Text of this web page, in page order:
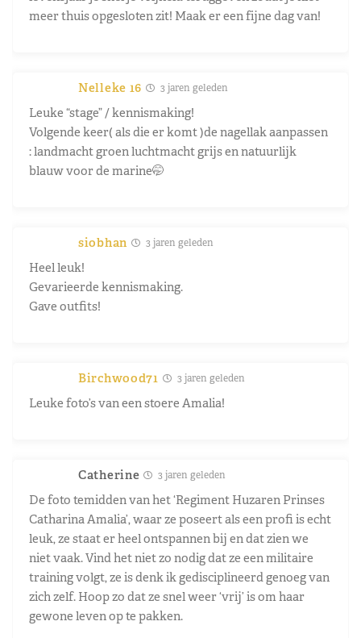
meer thuis opgesloten zit! Maak er een fijne dag van!
Nelleke 16 3 jaren geleden
Leuke “stage” / kennismaking!
Volgende keer( als die er komt )de nagellak aanpassen
: landmacht groen luchtmacht grijs en natuurlijk
blauw voor de marine🤭
siobhan 3 jaren geleden
Heel leuk!
Gevarieerde kennismaking.
Gave outfits!
Birchwood71 3 jaren geleden
Leuke foto’s van een stoere Amalia!
Catherine 3 jaren geleden
De foto temidden van het ‘Regiment Huzaren Prinses
Catharina Amalia’, waar ze poseert als een profi is echt
leuk, ze staat er heel ontspannen bij en dat zien we
niet vaak. Vind het niet zo nodig dat ze een militaire
training volgt, ze is denk ik gedisciplineerd genoeg van
zich zelf. Hoop zo dat ze snel weer ‘vrij’ is om haar
gewone leven op te pakken.